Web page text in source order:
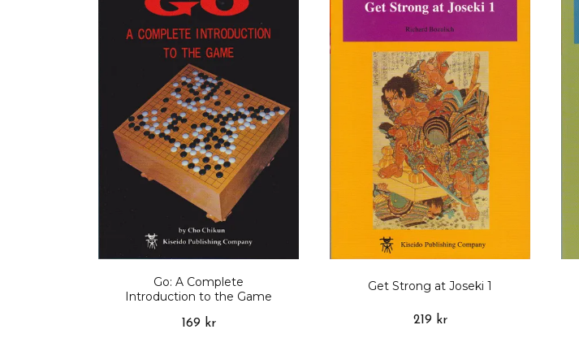
Go: A Complete
Introduction to the Game
169 kr
Get Strong at Joseki 1
219 kr